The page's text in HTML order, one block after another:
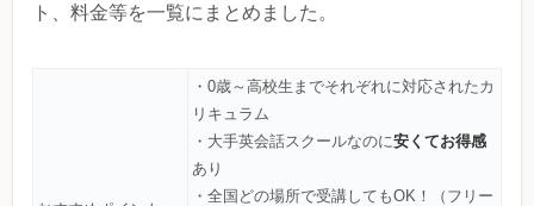
ト、料金等を一覧にまとめました。
・0歳～高校生までそれぞれに対応されたカ
リキュラム
・大手英会話スクールなのに安くてお得感
あり
・全国どの場所で受講してもOK！（フリー